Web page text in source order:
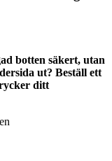
botten säkert, utan
ut? Beställ ett
ditt